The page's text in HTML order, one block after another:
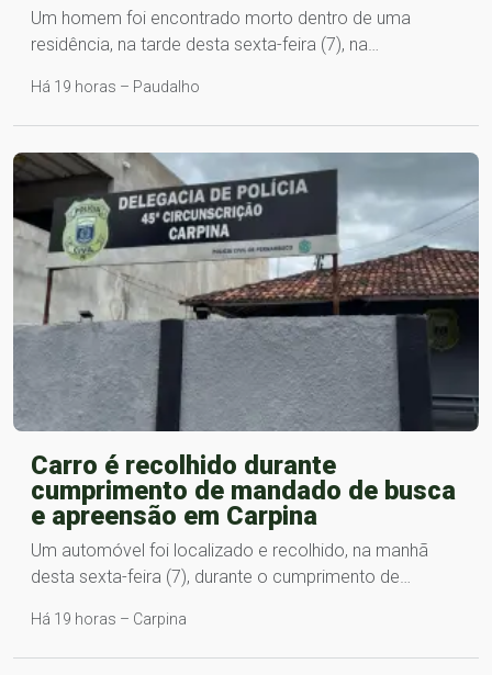
Um homem foi encontrado morto dentro de uma
residência, na tarde desta sexta-feira (7), na…
Há 19 horas – Paudalho
Carro é recolhido durante
cumprimento de mandado de busca
e apreensão em Carpina
Um automóvel foi localizado e recolhido, na manhã
desta sexta-feira (7), durante o cumprimento de…
Há 19 horas – Carpina